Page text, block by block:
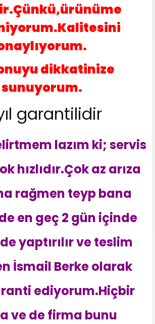
dikkatinize
sunuyorum.
garantilidir
lazım ki; servis
hızlıdır.Çok az arıza
rağmen teyp bana
en geç 2 gün içinde
yaptırılır ve teslim
İsmail Berke olarak
ediyorum.Hiçbir
ve de firma bunu